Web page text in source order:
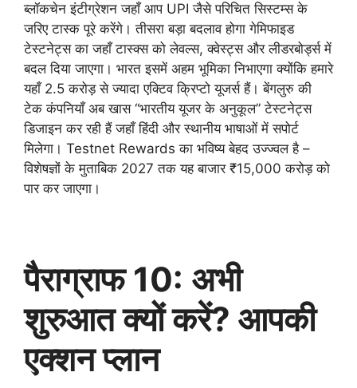
ब्लॉकचेन इंटीग्रेशन जहाँ आप UPI जैसे परिचित सिस्टम्स के
जरिए टास्क पूरे करेंगे। तीसरा बड़ा बदलाव होगा गेमिफाइड
टेस्टनेट्स का जहाँ टास्क्स को लेवल्स, क्वेस्ट्स और लीडरबोर्ड्स में
बदल दिया जाएगा। भारत इसमें अहम भूमिका निभाएगा क्योंकि हमारे
यहाँ 2.5 करोड़ से ज्यादा एक्टिव क्रिप्टो यूजर्स हैं। बेंगलुरु की
टेक कंपनियाँ अब खास “भारतीय यूजर के अनुकूल” टेस्टनेट्स
डिजाइन कर रही हैं जहाँ हिंदी और स्थानीय भाषाओं में सपोर्ट
मिलेगा। Testnet Rewards का भविष्य बेहद उज्ज्वल है –
विशेषज्ञों के मुताबिक 2027 तक यह बाजार ₹15,000 करोड़ को
पार कर जाएगा।
पैराग्राफ 10: अभी
शुरुआत क्यों करें? आपकी
एक्शन प्लान